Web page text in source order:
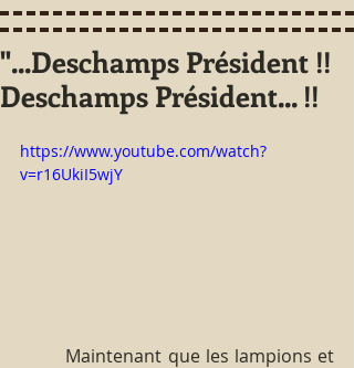
"...Deschamps Président !!
Deschamps Président... !!
https://www.youtube.com/watch?
v=r16UkiI5wjY